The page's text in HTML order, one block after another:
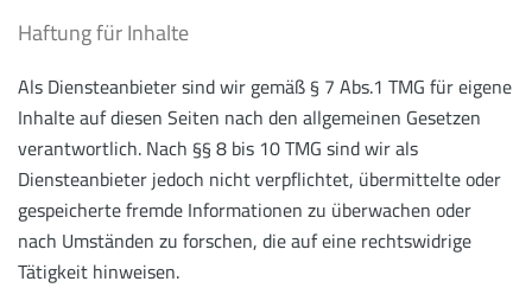
Haftung für Inhalte
Als Diensteanbieter sind wir gemäß § 7 Abs.1 TMG für eigene
Inhalte auf diesen Seiten nach den allgemeinen Gesetzen
verantwortlich. Nach §§ 8 bis 10 TMG sind wir als
Diensteanbieter jedoch nicht verpflichtet, übermittelte oder
gespeicherte fremde Informationen zu überwachen oder
nach Umständen zu forschen, die auf eine rechtswidrige
Tätigkeit hinweisen.